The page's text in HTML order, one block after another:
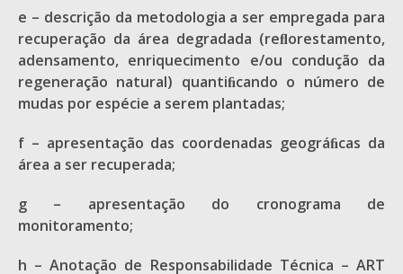
e – descrição da metodologia a ser empregada para
recuperação da área degradada (reﬂorestamento,
adensamento, enriquecimento e/ou condução da
regeneração natural) quantiﬁcando o número de
mudas por espécie a serem plantadas;
f – apresentação das coordenadas geográﬁcas da
área a ser recuperada;
g – apresentação do cronograma de
monitoramento;
h – Anotação de Responsabilidade Técnica – ART